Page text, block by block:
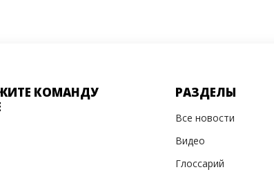
КОМАНДУ
РАЗДЕЛЫ
Все новости
Видео
Глоссарий